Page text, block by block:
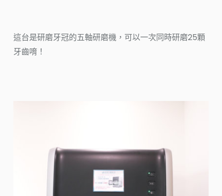
這台是研磨牙冠的五軸研磨機，可以一次同時研磨25顆
牙齒唷！